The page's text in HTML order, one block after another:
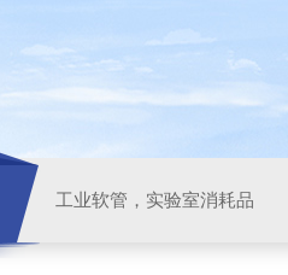
工业软管，实验室消耗品